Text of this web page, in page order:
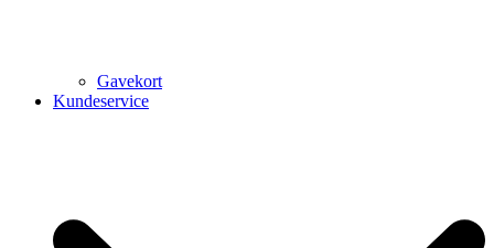
Gavekort
Kundeservice